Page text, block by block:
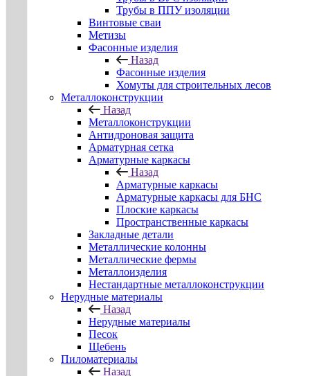
Трубы в ППУ изоляции
Винтовые сваи
Метизы
Фасонные изделия
Назад
Фасонные изделия
Хомуты для строительных лесов
Металлоконструкции
Назад
Металлоконструкции
Антидроновая защита
Арматурная сетка
Арматурные каркасы
Назад
Арматурные каркасы
Арматурные каркасы для БНС
Плоские каркасы
Пространственные каркасы
Закладные детали
Металлические колонны
Металлические фермы
Металлоизделия
Нестандартные металлоконструкции
Нерудные материалы
Назад
Нерудные материалы
Песок
Щебень
Пиломатериалы
Назад